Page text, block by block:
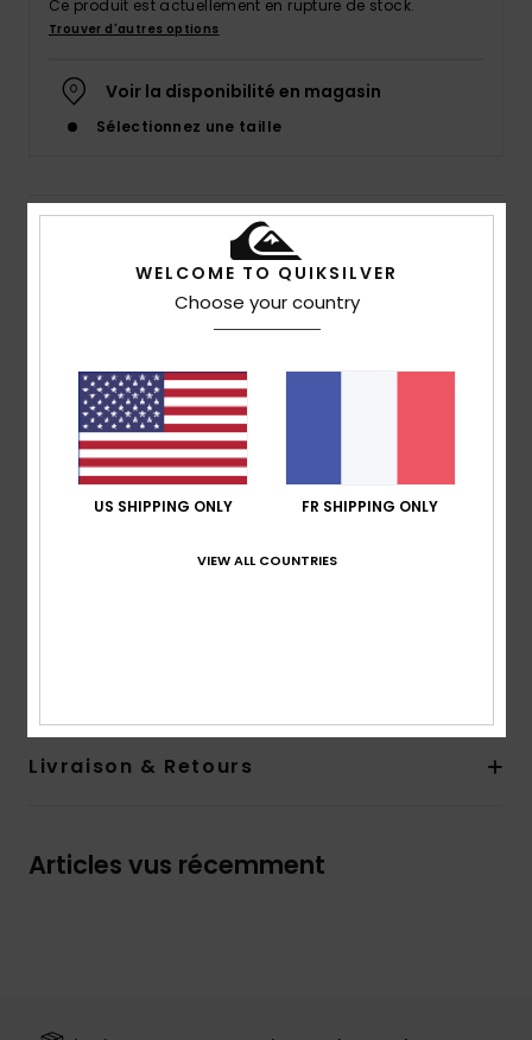
Ce produit est actuellement en rupture de stock.
Trouver d'autres options
Voir la disponibilité en magasin
Sélectionnez une taille
Details & caractéristiques
T-shirt à manches longues Marron Homme
Code couleur
Caractéristiques
Matière :jersey de coton [160 g/m²]
coupe :coupe regular
Col :col rond
Livraison & Retours
Articles vus récemment
WELCOME TO QUIKSILVER
Choose your country
US SHIPPING ONLY FR SHIPPING ONLY
VIEW ALL COUNTRIES